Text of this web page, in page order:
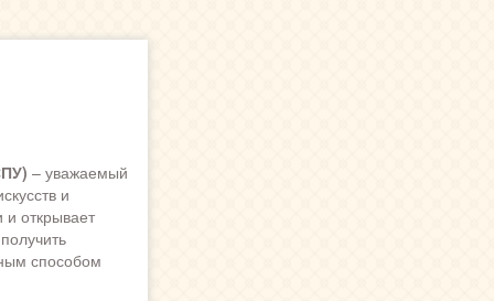
– уважаемый
и
открывает
способом